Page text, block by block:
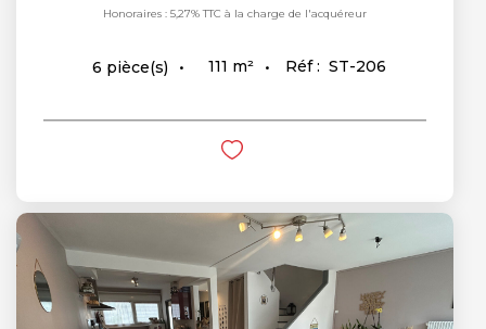
Honoraires : 5,27% TTC à la charge de l'acquéreur
6 pièce(s) 111 m² Réf : ST-206